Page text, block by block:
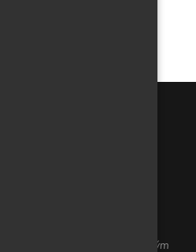
rejstříku, vedeném Krajským